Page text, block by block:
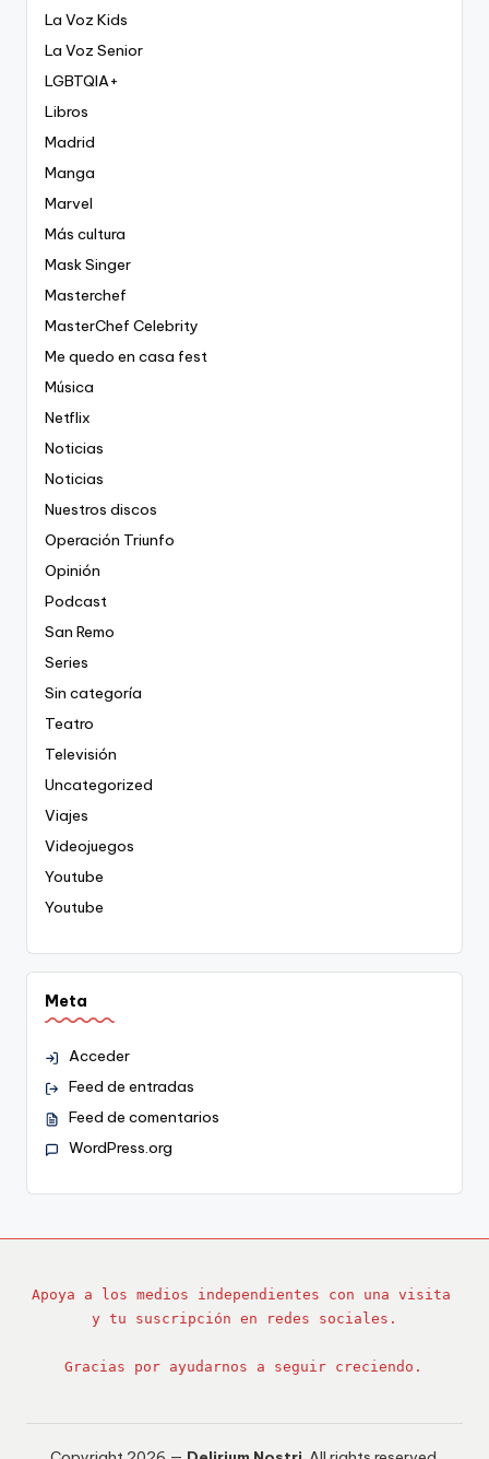
La Voz Kids
La Voz Senior
LGBTQIA+
Libros
Madrid
Manga
Marvel
Más cultura
Mask Singer
Masterchef
MasterChef Celebrity
Me quedo en casa fest
Música
Netflix
Noticias
Noticias
Nuestros discos
Operación Triunfo
Opinión
Podcast
San Remo
Series
Sin categoría
Teatro
Televisión
Uncategorized
Viajes
Videojuegos
Youtube
Youtube
Meta
Acceder
Feed de entradas
Feed de comentarios
WordPress.org
Apoya a los medios independientes con una visita
y tu suscripción en redes sociales.
Gracias por ayudarnos a seguir creciendo.